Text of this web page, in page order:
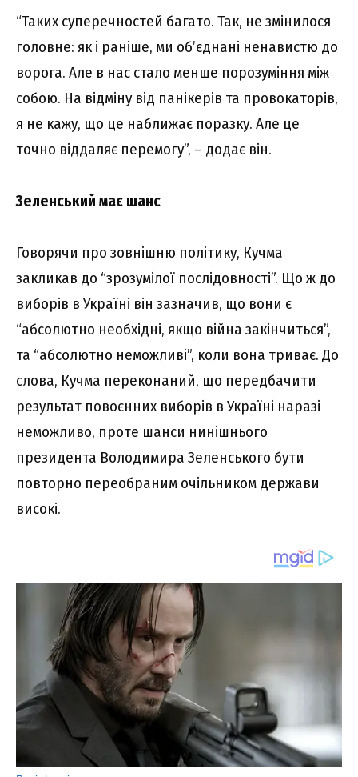
“Таких суперечностей багато. Так, не змінилося
головне: як і раніше, ми об’єднані ненавистю до
ворога. Але в нас стало менше порозуміння між
собою. На відміну від панікерів та провокаторів,
я не кажу, що це наближає поразку. Але це
точно віддаляє перемогу”, – додає він.
Зеленський має шанс
Говорячи про зовнішню політику, Кучма
закликав до “зрозумілої послідовності”. Що ж до
виборів в Україні він зазначив, що вони є
“абсолютно необхідні, якщо війна закінчиться”,
та “абсолютно неможливі”, коли вона триває. До
слова, Кучма переконаний, що передбачити
результат повоєнних виборів в Україні наразі
неможливо, проте шанси нинішнього
президента Володимира Зеленського бути
повторно переобраним очільником держави
високі.